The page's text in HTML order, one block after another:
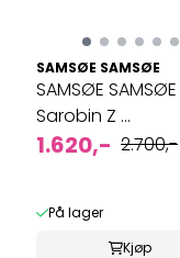
SAMSØE SAMSØE
SAMSØE
Sarobin Z ...
1.620,- 2.700,-
På lager
Kjøp